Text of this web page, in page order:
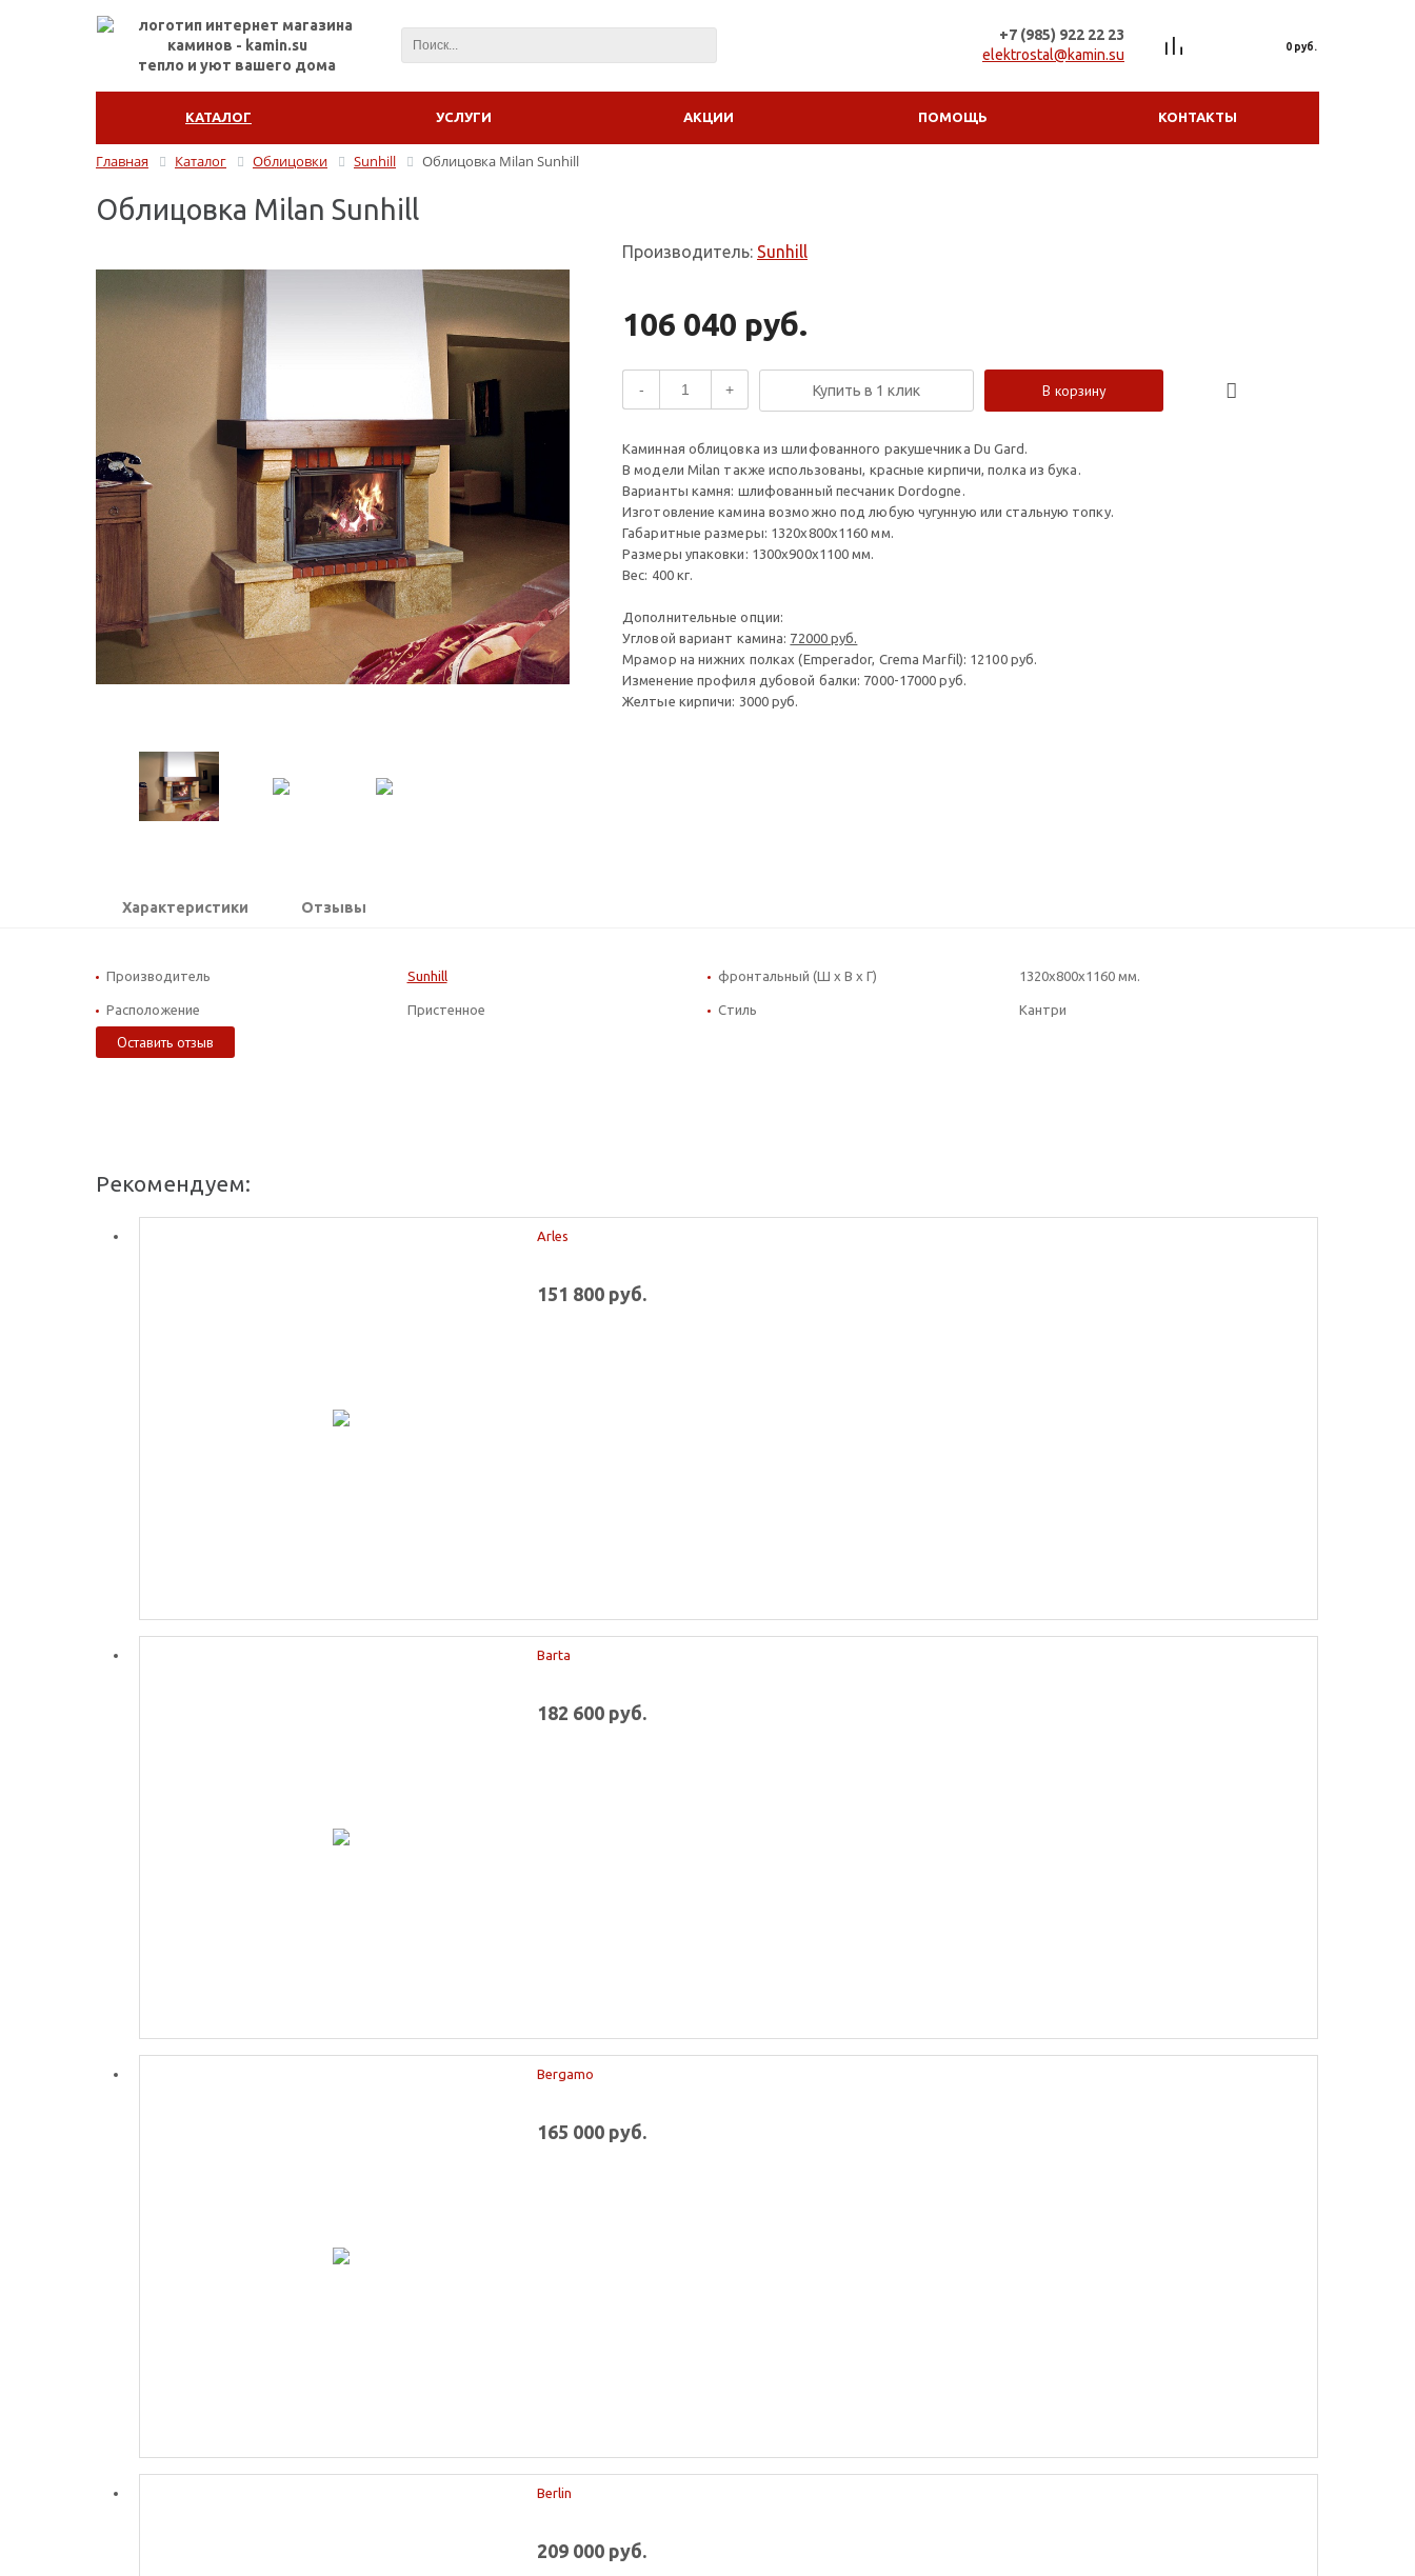
тепло и уют вашего дома
+7 (985) 922 22 23
elektrostal@kamin.su
0 руб.
КАТАЛОГ УСЛУГИ АКЦИИ ПОМОЩЬ КОНТАКТЫ
Главная Каталог Облицовки Sunhill Облицовка Milan Sunhill
Облицовка Milan Sunhill
Производитель: Sunhill
106 040 руб.
- + Купить в 1 клик В корзину
Каминная облицовка из шлифованного ракушечника Du Gard.
В модели Milan также использованы, красные кирпичи, полка из бука.
Варианты камня: шлифованный песчаник Dordogne.
Изготовление камина возможно под любую чугунную или стальную топку.
Габаритные размеры: 1320х800х1160 мм.
Размеры упаковки: 1300х900х1100 мм.
Вес: 400 кг.
Дополнительные опции:
Угловой вариант камина: 72000 руб.
Мрамор на нижних полках (Emperador, Crema Marfil): 12100 руб.
Изменение профиля дубовой балки: 7000-17000 руб.
Желтые кирпичи: 3000 руб.
Характеристики Отзывы
Производитель Sunhill фронтальный (Ш х В х Г) 1320х800х1160 мм.
Расположение Пристенное Стиль Кантри
Оставить отзыв
Рекомендуем:
Arles
151 800 руб.
Barta
182 600 руб.
Bergamo
165 000 руб.
Berlin
209 000 руб.